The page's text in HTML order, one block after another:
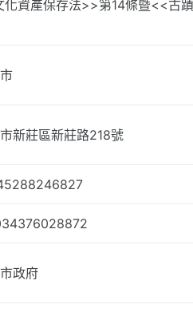
化資產保存法>>第14條暨<<古
新莊區新莊路218號
政府